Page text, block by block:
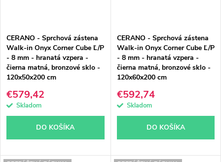
CERANO - Sprchová zástena
Walk-in Onyx Corner Cube Ľ/P
- 8 mm - hranatá vzpera -
čierna matná, bronzové sklo -
120x50x200 cm
€579,42
Skladom
DO KOŠÍKA
CERANO - Sprchová zástena
Walk-in Onyx Corner Cube Ľ/P
- 8 mm - hranatá vzpera -
čierna matná, bronzové sklo -
120x60x200 cm
€592,74
Skladom
DO KOŠÍKA